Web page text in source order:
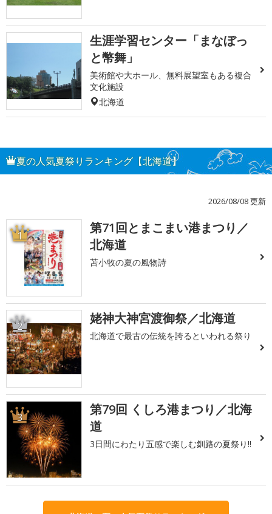
生涯学習センター「まなぼっ
と幣舞」
美術館や大ホール、無料展望室もある複合
文化施設
北海道
夏の人気夏祭りランキング【北海道】
2026/08/08 更新
1
第71回とまこまい港まつり／
北海道
苫小牧の夏の風物詩
2 姥神大神宮渡御祭／北海道
北海道で最古の伝統を誇るといわれる祭り
3
第79回 くしろ港まつり／北海
道
3日間にわたり五感で楽しむ釧路の夏祭り!!